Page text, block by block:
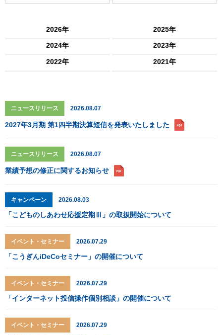
2026年 2025年
2024年 2023年
2022年 2021年
ニュースリリース 2026.08.07
2027年3月期 第1四半期決算短信を発表いたしました
ニュースリリース 2026.08.07
業績予想の修正に関するお知らせ
キャンペーン 2026.08.03
「こどものしあわせ応援定期Ⅲ」の取扱開始について
イベント・セミナー 2026.07.29
「こうぎんiDeCoセミナー」の開催について
イベント・セミナー 2026.07.29
「インターネット投信操作個別相談」の開催について
イベント・セミナー 2026.07.29